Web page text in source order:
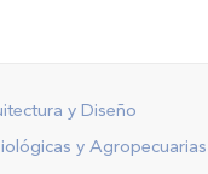
y Diseño
y Agropecuarias